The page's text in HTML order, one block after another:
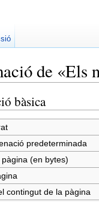
de «Els
bàsica
predeterminada
(en bytes)
contingut de la pàgina